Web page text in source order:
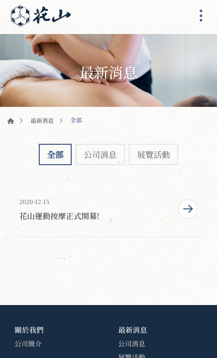
最新消息
最新消息 全部
全部 公司消息 展覽活動
2020-12-15
花山運動按摩正式開幕!
關於我們
公司簡介
最新消息
公司消息